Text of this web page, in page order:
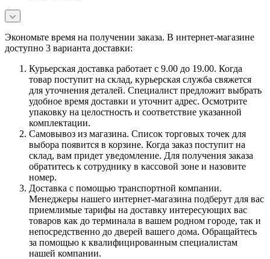
Экономьте время на получении заказа. В интернет-магазине
доступно 3 варианта доставки:
Курьерская доставка работает с 9.00 до 19.00. Когда
товар поступит на склад, курьерская служба свяжется
для уточнения деталей. Специалист предложит выбрать
удобное время доставки и уточнит адрес. Осмотрите
упаковку на целостность и соответствие указанной
комплектации.
Самовывоз из магазина. Список торговых точек для
выбора появится в корзине. Когда заказ поступит на
склад, вам придет уведомление. Для получения заказа
обратитесь к сотруднику в кассовой зоне и назовите
номер.
Доставка с помощью транспортной компании.
Менеджеры нашего интернет-магазина подберут для вас
приемлимые тарифы на доставку интересующих вас
товаров как до терминала в вашем родном городе, так и
непосредственно до дверей вашего дома. Обращайтесь
за помощью к квалифицированным специалистам
нашей компании.